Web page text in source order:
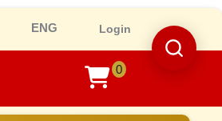
Login
shopping
cart
0